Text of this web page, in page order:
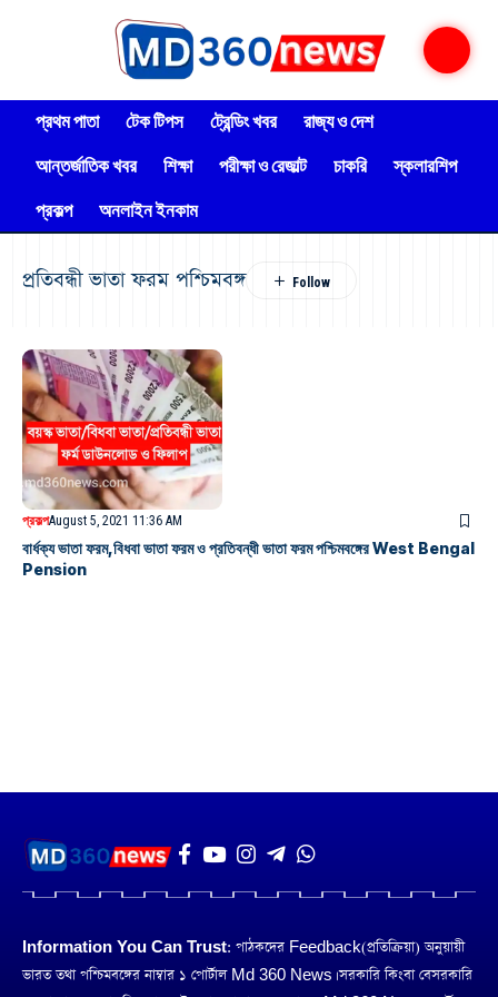
প্রথম পাতা টেক টিপস ট্রেন্ডিং খবর
রাজ্য ও দেশ
আন্তর্জাতিক খবর
শিক্ষা পরীক্ষা ও রেজাল্ট চাকরি
স্কলারশিপ
প্রকল্প
অনলাইন ইনকাম
প্রতিবন্ধী ভাতা ফরম পশ্চিমবঙ্গ
প্রকল্পAugust 5, 2021 11:36 AM
বার্ধক্য ভাতা ফরম,বিধবা ভাতা ফরম ও প্রতিবন্ধী ভাতা ফরম পশ্চিমবঙ্গের West Bengal
Pension
Information You Can Trust: পাঠকদের Feedback(প্রতিক্রিয়া) অনুয়ায়ী
ভারত তথা পশ্চিমবঙ্গের নাম্বার ১ পোর্টাল Md 360 News। সরকারি কিংবা বেসরকারি